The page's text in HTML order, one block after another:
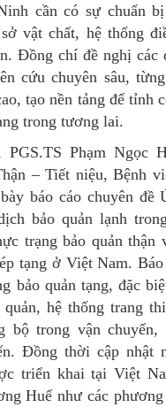
cần có sự chuẩn
vật chất, hệ thống
Đồng chí đề nghị
cứu chuyên sâu,
tạo nền tảng để tỉnh
trong tương lai.
Phạm Ngọc
– Tiết niệu, Bệnh
báo cáo chuyên đề
bảo quản lạnh
trạng bảo quản thận
tạng ở Việt Nam.
bảo quản tạng, đặc
hệ thống trang
bộ trong vận chuyển,
Đồng thời cập nhật
triển khai tại Việt
Huế như các phương